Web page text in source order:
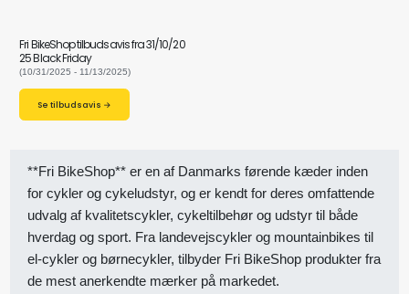
Fri BikeShop tilbudsavis fra 31/10/20
25 Black Friday
(10/31/2025 - 11/13/2025)
Se tilbudsavis →
**Fri BikeShop** er en af Danmarks førende kæder inden
for cykler og cykeludstyr, og er kendt for deres omfattende
udvalg af kvalitetscykler, cykeltilbehør og udstyr til både
hverdag og sport. Fra landevejscykler og mountainbikes til
el-cykler og børnecykler, tilbyder Fri BikeShop produkter fra
de mest anerkendte mærker på markedet.